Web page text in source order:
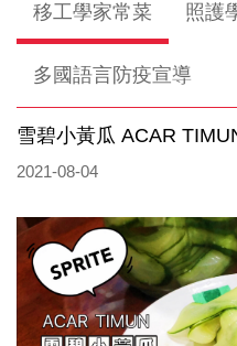
移工學家常菜 照護
多國語言防疫宣導
雪碧小黃瓜 ACAR
2021-08-04